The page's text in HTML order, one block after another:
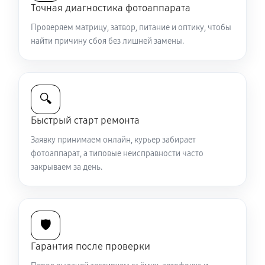
2040 руб 60 минут
Комплексная чистка фотоаппарата Sony ZV-1 II
Программный ремонт фотоаппарата Sony ZV-1 II
Точная диагностика фотоаппарата
Проверяем матрицу, затвор, питание и оптику, чтобы
найти причину сбоя без лишней замены.
🔍
Быстрый старт ремонта
Заявку принимаем онлайн, курьер забирает
фотоаппарат, а типовые неисправности часто
закрываем за день.
🛡️
Гарантия после проверки